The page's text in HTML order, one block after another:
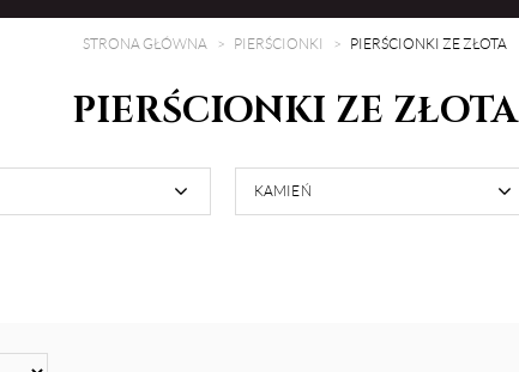
STRONA GŁÓWNA PIERŚCIONKI PIERŚCIONKI ZE ZŁOTA
PIERŚCIONKI ZE ZŁOTA
KAMIEŃ